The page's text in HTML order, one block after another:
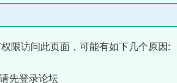
限访问此页面，可能有如下几个原因:
先登录论坛